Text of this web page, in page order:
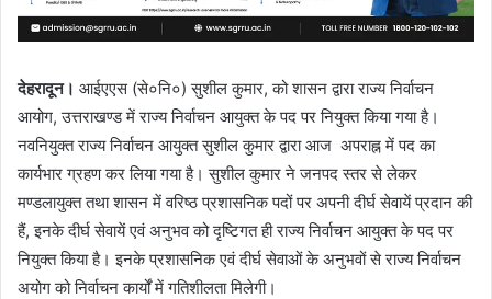
देहरादून। आईएएस (से०नि०) सुशील कुमार, को शासन द्वारा राज्य निर्वाचन
आयोग, उत्तराखण्ड में राज्य निर्वाचन आयुक्त के पद पर नियुक्त किया गया है।
नवनियुक्त राज्य निर्वाचन आयुक्त सुशील कुमार द्वारा आज अपराह्न में पद का
कार्यभार ग्रहण कर लिया गया है। सुशील कुमार ने जनपद स्तर से लेकर
मण्डलायुक्त तथा शासन में वरिष्ठ प्रशासनिक पदों पर अपनी दीर्घ सेवायें प्रदान की
हैं, इनके दीर्घ सेवायें एवं अनुभव को दृष्टिगत ही राज्य निर्वाचन आयुक्त के पद पर
नियुक्त किया है। इनके प्रशासनिक एवं दीर्घ सेवाओं के अनुभवों से राज्य निर्वाचन
अयोग को निर्वाचन कार्यों में गतिशीलता मिलेगी।